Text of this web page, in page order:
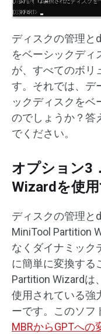
ディスクの管理と
をベーシックディ
が、すべてのボリ
す。それでは、デ
ックディスクをベ
のでしょうか？答
でください。
オプション3
Wizardを使
ディスクの管理と
MiniTool Partition
なくダイナミック
に簡単に変換する
Partition Wizardは
使用されている強
ーです。このソフ
MBRからGPTへの